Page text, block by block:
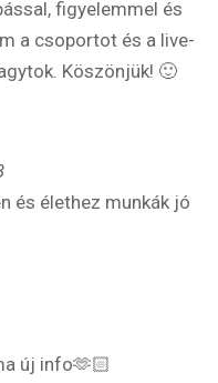
figyelemmel és
a csoportot és a live-
Köszönjük! 🙂
és élethez munkák jó
új info🫶🏻